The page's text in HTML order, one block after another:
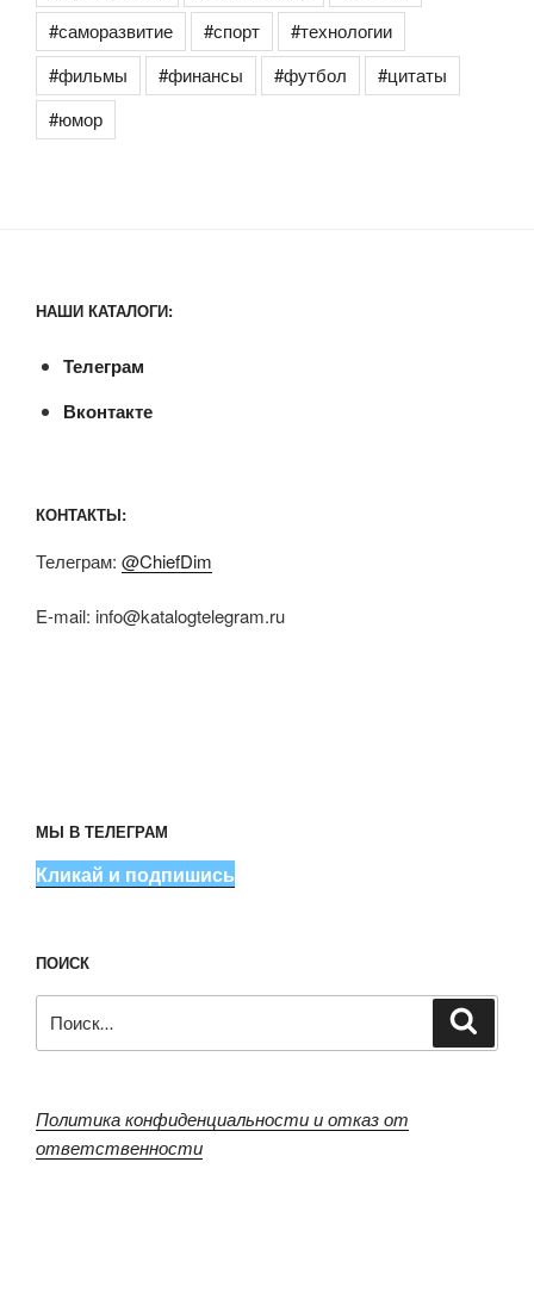
#саморазвитие
#спорт
#технологии
#фильмы
#финансы #футбол
#цитаты
#юмор
НАШИ КАТАЛОГИ:
Телеграм
Вконтакте
КОНТАКТЫ:
Телеграм: @ChiefDim
E-mail: info@katalogtelegram.ru
МЫ В ТЕЛЕГРАМ
Кликай и подпишись
ПОИСК
Политика конфиденциальности и отказ от
ответственности